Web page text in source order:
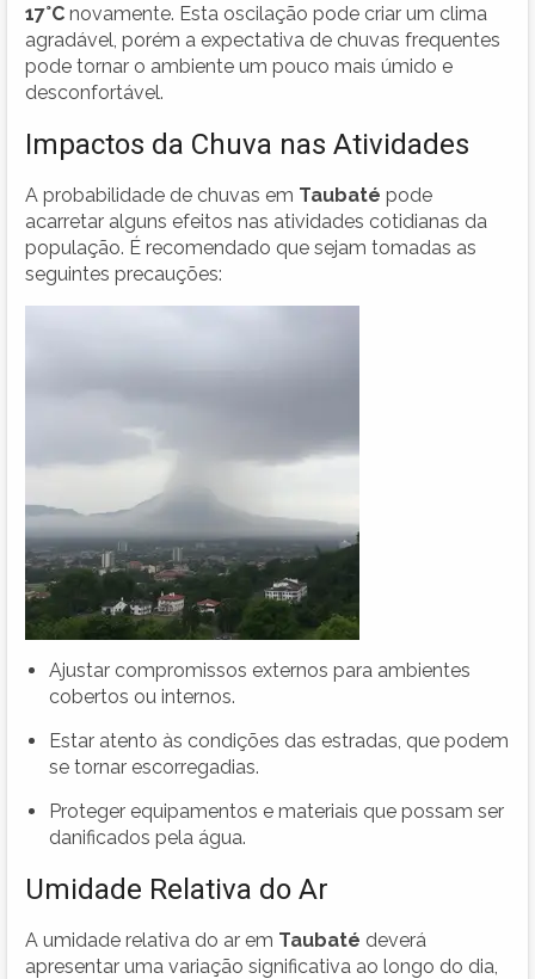
17°C novamente. Esta oscilação pode criar um clima
agradável, porém a expectativa de chuvas frequentes
pode tornar o ambiente um pouco mais úmido e
desconfortável.
Impactos da Chuva nas Atividades
A probabilidade de chuvas em Taubaté pode
acarretar alguns efeitos nas atividades cotidianas da
população. É recomendado que sejam tomadas as
seguintes precauções:
Ajustar compromissos externos para ambientes
cobertos ou internos.
Estar atento às condições das estradas, que podem
se tornar escorregadias.
Proteger equipamentos e materiais que possam ser
danificados pela água.
Umidade Relativa do Ar
A umidade relativa do ar em Taubaté deverá
apresentar uma variação significativa ao longo do dia,